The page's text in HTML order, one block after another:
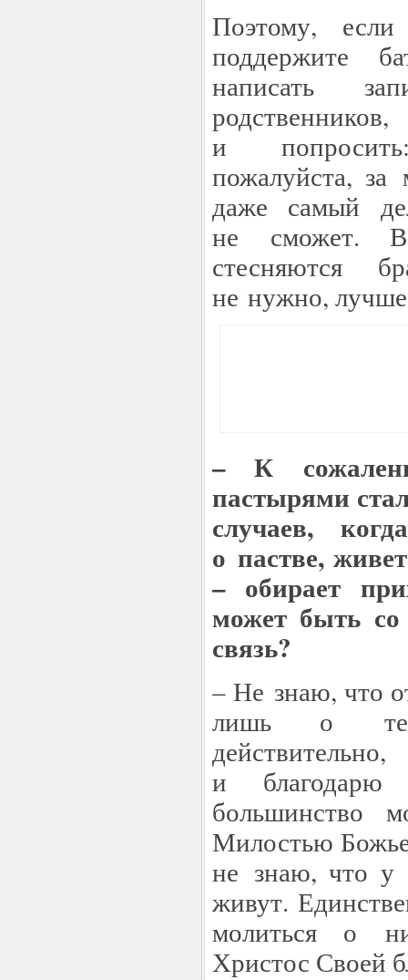
Поэтому,
поддержите
написать
и
пожалуйста,
даже самый
не сможет.
стесняются
не нужно,
– К
пастырями
случаев,
о пастве,
– обирает
может быть
связь?
– Не знаю, что
лишь о тех
и благодарю
большинство
Милостью
не знаю, что у
живут.
молиться о
Христос Своей